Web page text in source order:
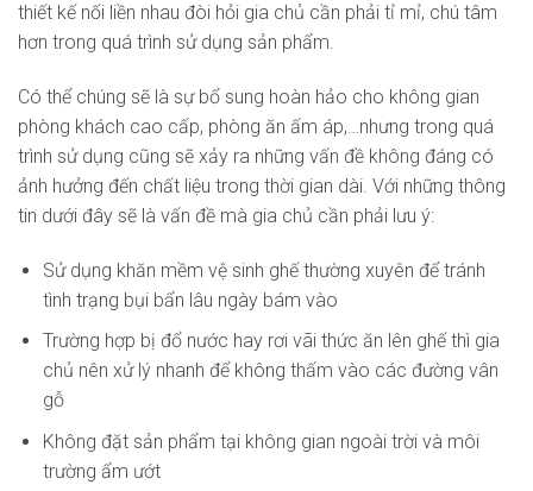
thiết kế nối liền nhau đòi hỏi gia chủ cần phải tỉ mỉ, chú tâm
hơn trong quá trình sử dụng sản phẩm.
Có thể chúng sẽ là sự bổ sung hoàn hảo cho không gian
phòng khách cao cấp, phòng ăn ấm áp,…nhưng trong quá
trình sử dụng cũng sẽ xảy ra những vấn đề không đáng có
ảnh hưởng đến chất liệu trong thời gian dài. Với những thông
tin dưới đây sẽ là vấn đề mà gia chủ cần phải lưu ý:
Sử dụng khăn mềm vệ sinh ghế thường xuyên để tránh
tình trạng bụi bẩn lâu ngày bám vào
Trường hợp bị đổ nước hay rơi vãi thức ăn lên ghế thì gia
chủ nên xử lý nhanh để không thấm vào các đường vân
gỗ
Không đặt sản phẩm tại không gian ngoài trời và môi
trường ẩm ướt